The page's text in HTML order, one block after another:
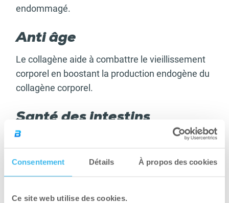
Consentement Détails À propos des cookies
Ce site web utilise des cookies.
endommagé.
Anti âge
Le collagène aide à combattre le vieillissement
corporel en boostant la production endogène du
collagène corporel.
Santé des intestins
Le collagène joue un rôle important dans le
la pénétration d’aliments et des toxines
entraînant des maladies inflammatoires de